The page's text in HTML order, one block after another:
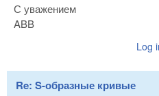
С уважением
ABB
Log
Re: S-образные кривые